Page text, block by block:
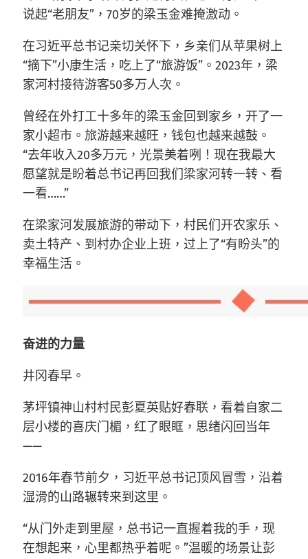
说起“老朋友”，70岁的梁玉金难掩激动。
在习近平总书记亲切关怀下，乡亲们从苹果树上
“摘下”小康生活，吃上了“旅游饭”。2023年，梁
家河村接待游客50多万人次。
曾经在外打工十多年的梁玉金回到家乡，开了一
家小超市。旅游越来越旺，钱包也越来越鼓。
“去年收入20多万元，光景美着咧！现在我最大
愿望就是盼着总书记再回我们梁家河转一转、看
一看……”
在梁家河发展旅游的带动下，村民们开农家乐、
卖土特产、到村办企业上班，过上了“有盼头”的
幸福生活。
奋进的力量
井冈春早。
茅坪镇神山村村民彭夏英贴好春联，看着自家二
层小楼的喜庆门楣，红了眼眶，思绪闪回当年
——
2016年春节前夕，习近平总书记顶风冒雪，沿着
湿滑的山路辗转来到这里。
“从门外走到里屋，总书记一直握着我的手，现
在想起来，心里都热乎着呢。”温暖的场景让彭